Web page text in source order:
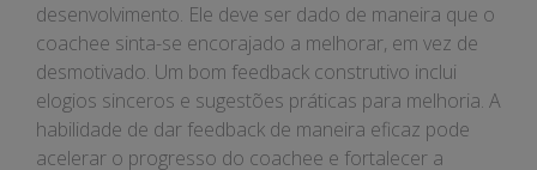
desenvolvimento. Ele deve ser dado de maneira que o
coachee sinta-se encorajado a melhorar, em vez de
desmotivado. Um bom feedback construtivo inclui
elogios sinceros e sugestões práticas para melhoria. A
habilidade de dar feedback de maneira eficaz pode
acelerar o progresso do coachee e fortalecer a